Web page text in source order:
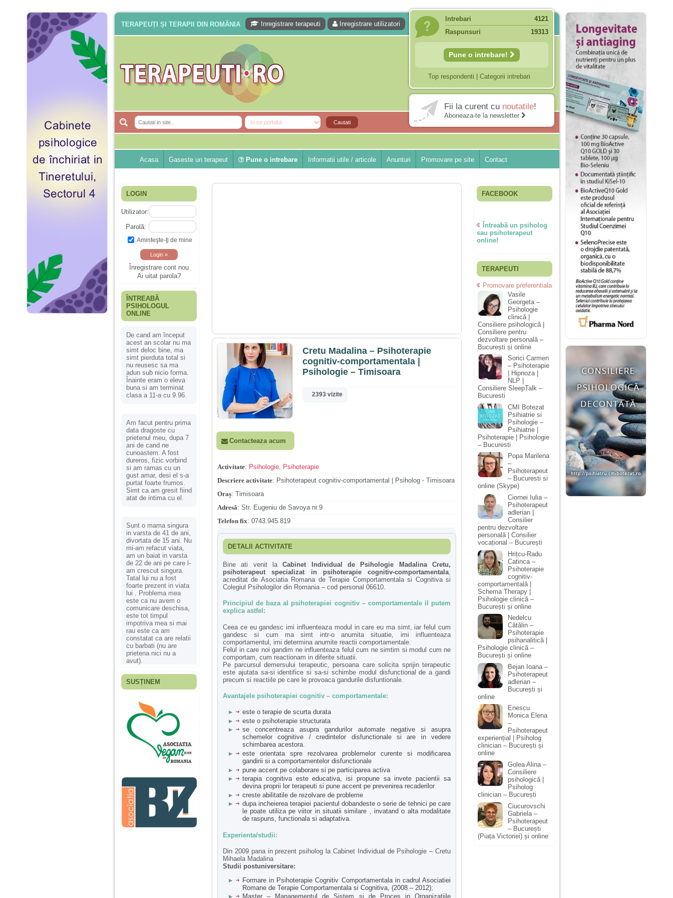
TERAPEUȚI ȘI TERAPII DIN ROMÂNIA Inregistrare terapeuti Inregistrare utilizatori
Intrebari
4121
Raspunsuri
19313
Pune o intrebare!
Top respondenti Categorii intrebari
Fii la curent cu noutatile!
Aboneaza-te la newsletter
Acasa Gaseste un terapeut Pune o intrebare Informatii utile / articole Anunturi Promovare pe site Contact
LOGIN
Utilizator:
Parolă:
Aminteşte-ţi de mine
Înregistrare cont nou
Ai uitat parola?
ÎNTREABĂ
PSIHOLOGUL
ONLINE
De cand am început
acest an scolar nu ma
simt deloc bine, ma
simt pierduta total si
nu reusesc sa ma
adun sub nicio forma.
Înainte eram o eleva
buna si am terminat
clasa a 11-a cu 9.96.
Am facut pentru prima
data dragoste cu
prietenul meu, dupa 7
ani de cand ne
cunoastem. A fost
dureros, fizic vorbind
si am ramas cu un
gust amar, desi el s-a
purtat foarte frumos.
Simt ca am gresit fiind
atat de intima cu el.
Sunt o mama singura
in varsta de 41 de ani,
divortata de 15 ani. Nu
mi-am refacut viata,
am un baiat in varsta
de 22 de ani pe care l-
am crescut singura.
Tatal lui nu a fost
foarte prezent in viata
lui . Problema mea
este ca nu avem o
comunicare deschisa,
este tot timpul
impotriva mea si mai
rau este ca am
constatat ca are relatii
cu barbati (nu are
prietena nici nu a
avut).
Fiica mea s-a nascut
ani, privind in urma
realizez cat de multe
greseli am facut in
educatia si cresterea
ei, am fost o mama
egoista, preocupata
de implinirea
profesionala, cand ea
era mica am neglijat-
agresiva, orice
greseala era taxata cu
o palma sau pedepse.
De 4 ani am o relatie
serioasa cu un barbat
SUSȚINEM
Cretu Madalina – Psihoterapie
cognitiv-comportamentala |
Psihologie – Timisoara
2393 vizite
Contacteaza acum
Activitate: Psihologie, Psihoterapie
Descriere activitate: Psihoterapeut cognitiv-comportamental | Psiholog - Timisoara
Oraș: Timisoara
Adresă: Str. Eugeniu de Savoya nr.9
Telefon fix: 0743.945.819
DETALII ACTIVITATE
Bine ati venit laCabinet Individual de Psihologie Madalina Cretu,
psihoterapeut specializat in psihoterapie cognitiv-comportamentala,
acreditat de Asociatia Romana de Terapie Comportamentala si Cognitiva si
Colegiul Psihologilor din Romania – cod personal 06610.
Principiul de baza al psihoterapiei cognitiv – comportamentale il putem
explica astfel:
Ceea ce eu gandesc imi influenteaza modul in care eu ma simt, iar felul cum
gandesc si cum ma simt intr-o anumita situatie, imi influenteaza
comportamentul, imi determina anumite reactii comportamentale.
Felul in care noi gandim ne influenteaza felul cum ne simtim si modul cum ne
comportam, cum reactionam in diferite situatii.
Pe parcursul demersului terapeutic, persoana care solicita sprijin terapeutic
este ajutata sa-si identifice si sa-si schimbe modul disfunctional de a gandi
precum si reactiile pe care le provoaca gandurile disfuntionale.
Avantajele psihoterapiei cognitiv – comportamentale:
este o terapie de scurta durata
este o psihoterapie structurata
se concentreaza asupra gandurilor automate negative si asupra
schemelor cognitive / credintelor disfunctionale si are in vedere
schimbarea acestora.
este orientata spre rezolvarea problemelor curente si modificarea
gandirii si a comportamentelor disfunctionale
pune accent pe colaborare si pe participarea activa
terapia cognitiva este educativa, isi propune sa invete pacientii sa
devina proprii lor terapeuti si pune accent pe prevenirea recaderilor
creste abilitatile de rezolvare de probleme
dupa incheierea terapiei pacientul dobandeste o serie de tehnici pe care
le poate utiliza pe viitor in situatii similare , invatand o alta modalitate
de raspuns, functionala si adaptativa.
Experienta/studii:
Din 2009 pana in prezent psiholog la Cabinet Individual de Psihologie – Cretu
Mihaela Madalina
Studii postuniversitare:
Formare in Psihoterapie Cognitiv Comportamentala in cadrul Asociatiei
Romane de Terapie Comportamentala si Cognitiva, (2008 – 2012);
Master – Managementul de Sistem si de Proces in Organizatiile
FACEBOOK
Întreabă un psiholog
sau psihoterapeut
online!
TERAPEUTI
Promovare preferentiala
Vasile
Georgeta –
Psihologie
clinică |
Consiliere psihologică |
Consiliere pentru
dezvoltare personală –
București și online
Sorici Carmen
– Psihoterapie
| Hipnoza |
NLP |
Consiliere SleepTalk –
Bucuresti
CMI Botezat
Psihiatrie si
Psihologie –
Psihiatrie |
Psihoterapie | Psihologie
– Bucuresti
Popa Marilena
–
Psihoterapeut
– Bucuresti si
online (Skype)
Ciornei Iulia –
Psihoterapeut
adlerian |
Consilier
pentru dezvoltare
personală | Consilier
vocațional – București
Hrițcu-Radu
Catinca –
Psihoterapie
cognitiv-
comportamentală |
Schema Therapy |
Psihologie clinică –
București și online
Nedelcu
Cătălin –
Psihoterapie
psihanalitică |
Psihologie clinică –
București și online
Bejan Ioana –
Psihoterapeut
adlerian –
București și
online
Enescu
Monica Elena
–
Psihoterapeut
experiențial | Psiholog
clinician – București și
online
Golea Alina –
Consiliere
psihologică |
Psiholog
clinician – București
Ciucurovschi
Gabriela –
Psihoterapeut
– București
(Piața Victoriei) și online